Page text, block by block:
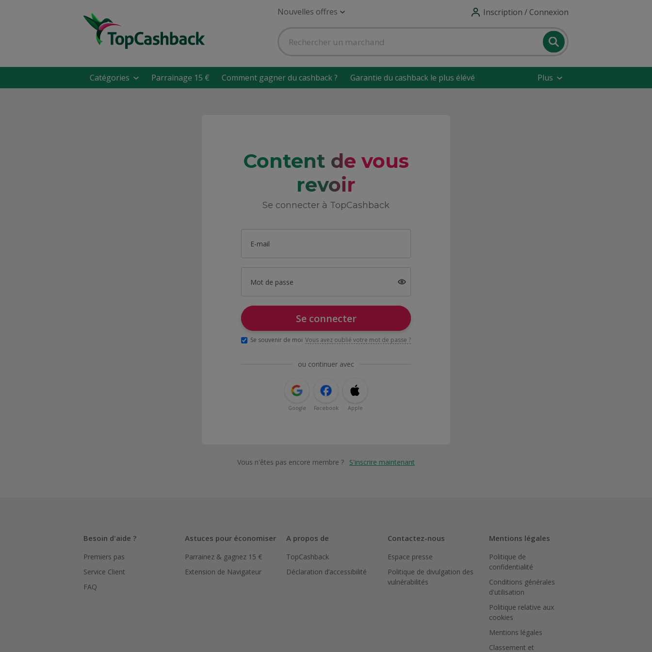
Nouvelles offres Inscription / Connexion
Catégories Parrainage 15 € Comment gagner du cashback ? Garantie du cashback le plus élévé Plus
Content de vous
revoir
Se connecter à TopCashback
E-mail
Mot de passe
Se connecter
Se souvenir de moi Vous avez oublié votre mot de passe ?
ou continuer avec
Google Facebook Apple
Vous n'êtes pas encore membre ? S'inscrire maintenant
Besoin d'aide ?
Premiers pas
Service Client
FAQ
Astuces pour économiser
Parrainez & gagnez 15 €
Extension de Navigateur
A propos de
TopCashback
Déclaration d’accessibilité
Contactez-nous
Espace presse
Politique de divulgation des
vulnérabilités
Mentions légales
Politique de
confidentialité
Conditions générales
d'utilisation
Politique relative aux
cookies
Mentions légales
Classement et